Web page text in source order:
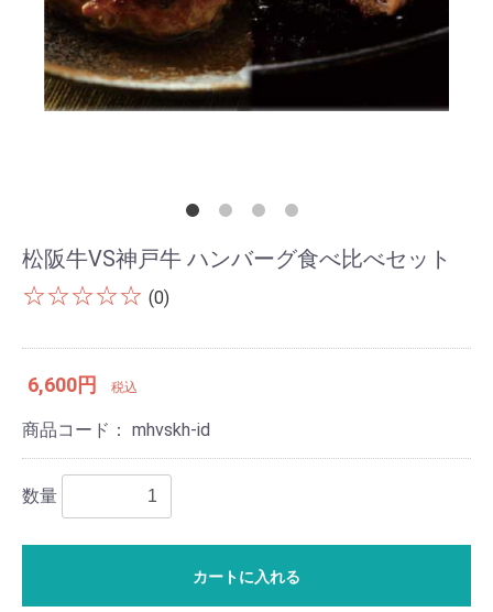
松阪牛VS神戸牛 ハンバーグ食べ比べセット
☆☆☆☆☆ (0)
6,600円 税込
商品コード： mhvskh-id
数量
カートに入れる